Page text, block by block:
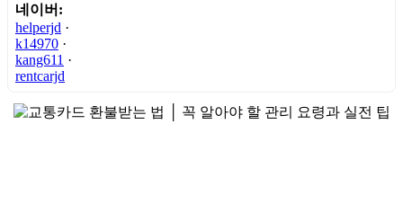
네이버:
helperjd ·
k14970 ·
kang611 ·
rentcarjd